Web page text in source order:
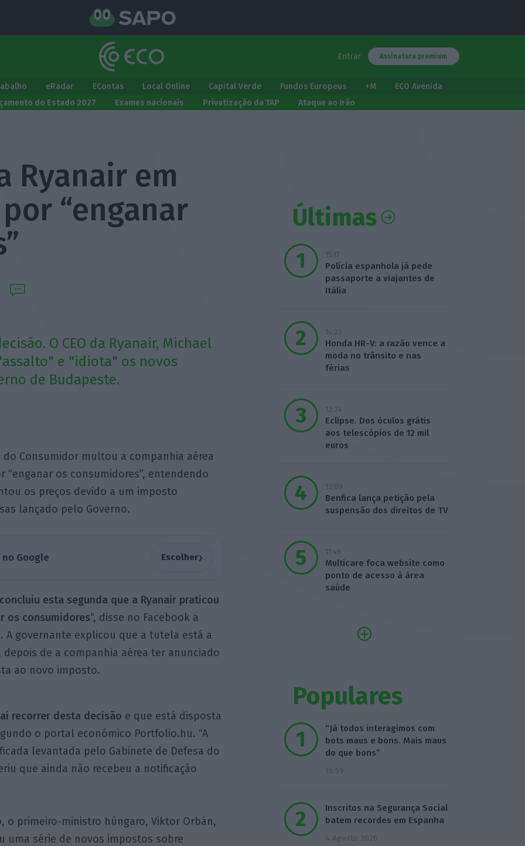
Entrar Assinatura premium
eRadar EContas Local Online Capital Verde Fundos Europeus +M
ECO Avenida
do Estado 2027 Exames nacionais Privatização da TAP Ataque ao Irão
Ryanair em
“enganar
O CEO da Ryanair, Michael
e "idiota" os novos
de Budapeste.
Consumidor multou a companhia aérea
“enganar os consumidores”, entendendo
os preços devido a um imposto
lançado pelo Governo.
Google Escolher›
esta segunda que a Ryanair praticou
os consumidores“, disse no Facebook a
A governante explicou que a tutela está a
de a companhia aérea ter anunciado
ao novo imposto.
recorrer desta decisão e que está disposta
o portal económico Portfolio.hu. “A
levantada pelo Gabinete de Defesa do
que ainda não recebeu a notificação
o primeiro-ministro húngaro, Viktor Orbán,
uma série de novos impostos sobre
Últimas
15:17
Polícia espanhola já pede
passaporte a viajantes de
Itália
14:22
Honda HR-V: a razão vence a
moda no trânsito e nas
férias
12:34
Eclipse. Dos óculos grátis
aos telescópios de 12 mil
euros
12:09
Benfica lança petição pela
suspensão dos direitos de TV
11:49
Multicare foca website como
ponto de acesso à área
saúde
Populares
“Já todos interagimos com
bots maus e bons. Mais maus
do que bons”
16:59
Inscritos na Segurança Social
batem recordes em Espanha
4 Agosto 2026